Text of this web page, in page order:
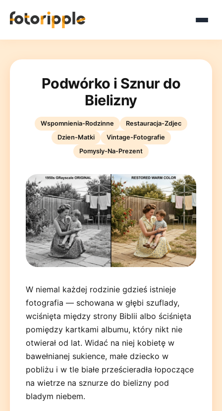
DeutschEnglishEspañolFrançais Italiano
NederlandsPolskiPortuguês한국어日本語
Podwórko i Sznur do
Bielizny
Wspomnienia-Rodzinne
Restauracja-Zdjec
Dzien-Matki
Vintage-Fotografie
Pomysly-Na-Prezent
W niemal każdej rodzinie gdzieś istnieje
fotografia — schowana w głębi szuflady,
wciśnięta między strony Biblii albo ściśnięta
pomiędzy kartkami albumu, który nikt nie
otwierał od lat. Widać na niej kobietę w
bawełnianej sukience, małe dziecko w
pobliżu i w tle białe prześcieradła łopoczące
na wietrze na sznurze do bielizny pod
bladym niebem.